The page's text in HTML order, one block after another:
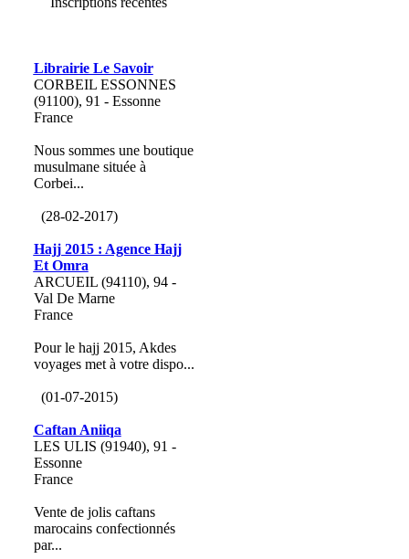
Librairie Le Savoir
CORBEIL ESSONNES
(91100), 91 - Essonne
France
Nous sommes une boutique
musulmane située à
Corbei...
(28-02-2017)
Hajj 2015 : Agence Hajj
Et Omra
ARCUEIL (94110), 94 -
Val De Marne
France
Pour le hajj 2015, Akdes
voyages met à votre dispo...
(01-07-2015)
Caftan Aniiqa
LES ULIS (91940), 91 -
Essonne
France
Vente de jolis caftans
marocains confectionnés
par...